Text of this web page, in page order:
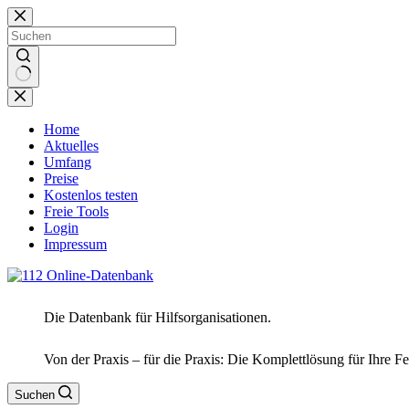
Zum
Inhalt
springen
Keine
Ergebnisse
Home
Aktuelles
Umfang
Preise
Kostenlos testen
Freie Tools
Login
Impressum
Die Datenbank für Hilfsorganisationen.
Von der Praxis – für die Praxis: Die Komplettlösung für Ihre
Suchen